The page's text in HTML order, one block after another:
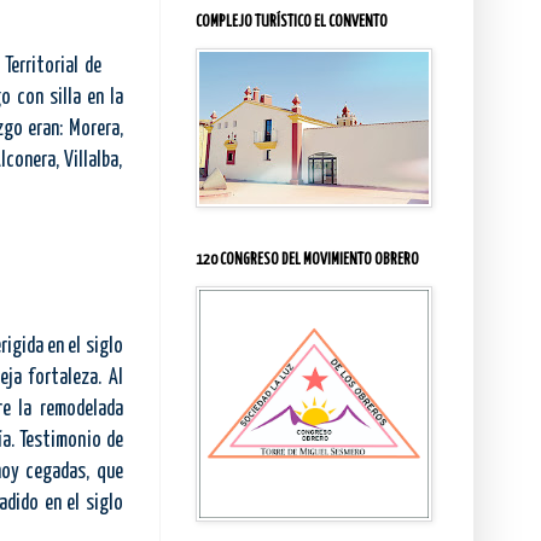
de
con silla en la
eran: Morera,
Villalba,
en el siglo
fortaleza. Al
la remodelada
Testimonio de
cegadas, que
en el siglo
COMPLEJO TURÍSTICO EL CONVENTO
120 CONGRESO DEL MOVIMIENTO OBRERO